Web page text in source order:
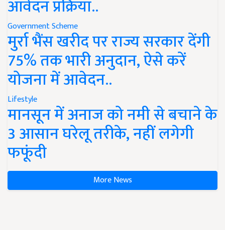
आवेदन प्रक्रिया..
Government Scheme
मुर्रा भैंस खरीद पर राज्य सरकार देंगी
75% तक भारी अनुदान, ऐसे करें
योजना में आवेदन..
Lifestyle
मानसून में अनाज को नमी से बचाने के
3 आसान घरेलू तरीके, नहीं लगेगी
फफूंदी
More News